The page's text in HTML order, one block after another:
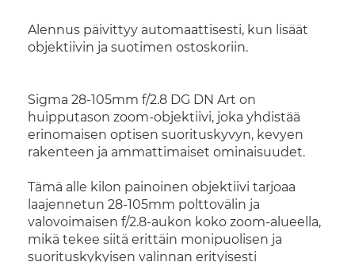
Alennus päivittyy automaattisesti, kun lisäät
objektiivin ja suotimen ostoskoriin.
Sigma 28-105mm f/2.8 DG DN Art on
huipputason zoom-objektiivi, joka yhdistää
erinomaisen optisen suorituskyvyn, kevyen
rakenteen ja ammattimaiset ominaisuudet.
Tämä alle kilon painoinen objektiivi tarjoaa
laajennetun 28-105mm polttovälin ja
valovoimaisen f/2.8-aukon koko zoom-alueella,
mikä tekee siitä erittäin monipuolisen ja
suorituskykyisen valinnan erityisesti